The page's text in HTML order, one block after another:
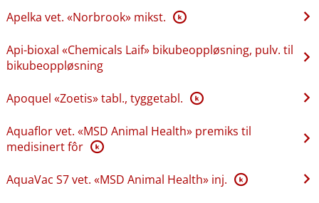
Apelka vet. «Norbrook» mikst. K
Api-bioxal «Chemicals Laif» bikubeoppløsning, pulv. til
bikubeoppløsning
Apoquel «Zoetis» tabl., tyggetabl. K
Aquaflor vet. «MSD Animal Health» premiks til
medisinert fôr K
AquaVac S7 vet. «MSD Animal Health» inj. K